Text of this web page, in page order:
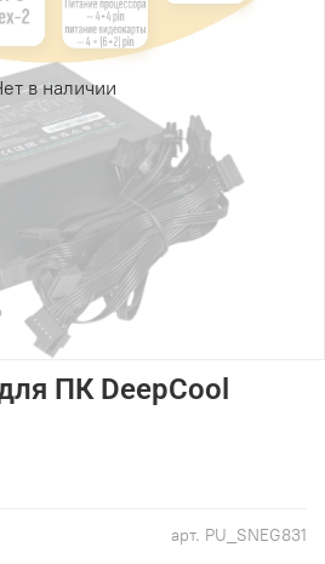
в наличии
арт. PU_SNEG831
ПК DeepCool